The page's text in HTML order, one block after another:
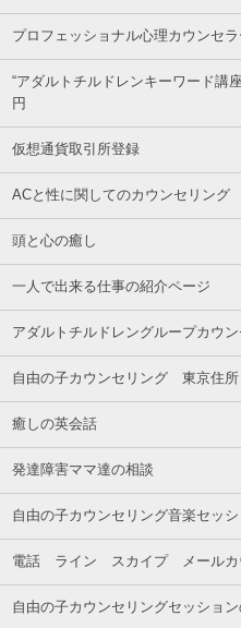
プロフェッショナル心理カウンセ
“アダルトチルドレンキーワード講
円
仮想通貨取引所登録
ACと性に関してのカウンセリング
頭と心の癒し
一人で出来る仕事の紹介ページ
アダルトチルドレングループカウ
自由の子カウンセリング 東京住
癒しの英会話
発達障害ママ達の相談
自由の子カウンセリング音楽セッシ
電話 ライン スカイプ メールカ
自由の子カウンセリングセッショ